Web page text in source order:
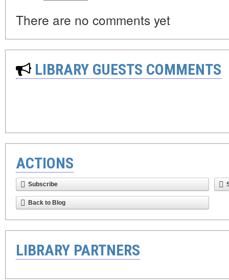
There are no comments yet
LIBRARY GUESTS COMMENTS
ACTIONS
Subscribe
Back to Blog
LIBRARY PARTNERS